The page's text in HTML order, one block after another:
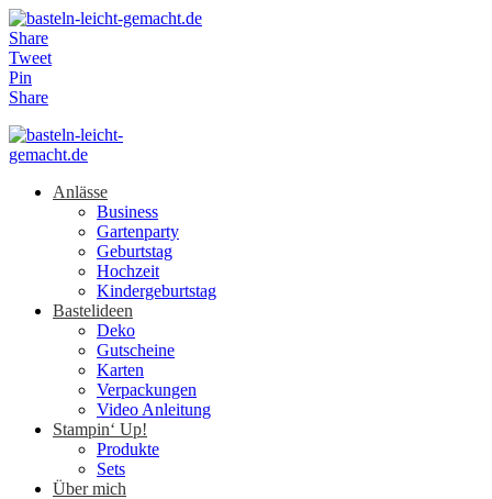
Share
Tweet
Pin
Share
Anlässe
Business
Gartenparty
Geburtstag
Hochzeit
Kindergeburtstag
Bastelideen
Deko
Gutscheine
Karten
Verpackungen
Video Anleitung
Stampin‘ Up!
Produkte
Sets
Über mich